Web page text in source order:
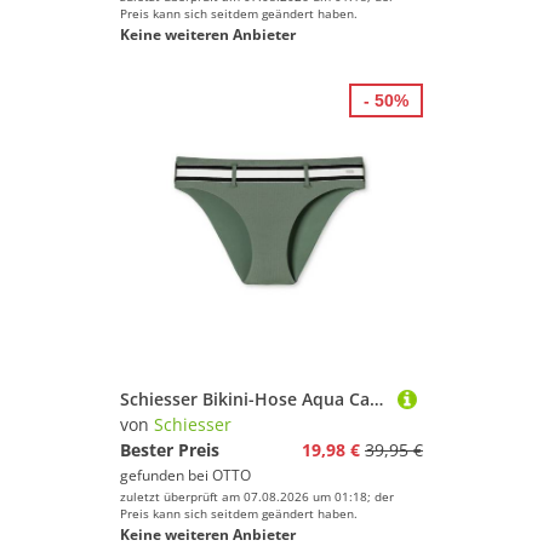
Preis kann sich seitdem geändert haben.
Keine weiteren Anbieter
Schiesser Bikini-Hose Aqua Californian Dream
von Schiesser
Bester Preis
19,98 € 39,95 €
gefunden bei OTTO
zuletzt überprüft am 07.08.2026 um 01:18; der
Preis kann sich seitdem geändert haben.
Keine weiteren Anbieter
- 50%